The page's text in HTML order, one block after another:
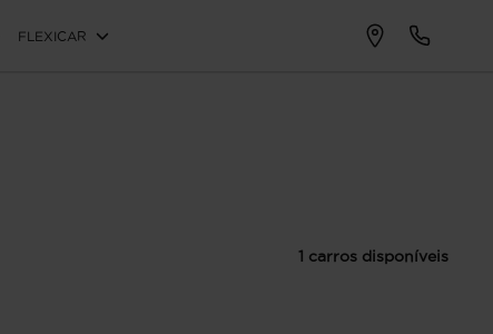
FLEXICAR
1 carros disponíveis